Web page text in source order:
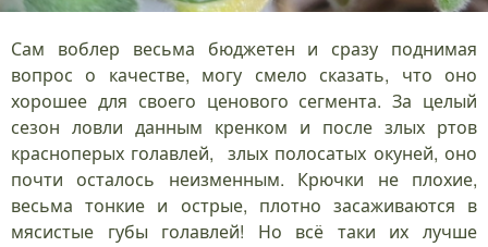
Сам воблер весьма бюджетен и сразу поднимая
вопрос о качестве, могу смело сказать, что оно
хорошее для своего ценового сегмента. За целый
сезон ловли данным кренком и после злых ртов
красноперых голавлей, злых полосатых окуней, оно
почти осталось неизменным. Крючки не плохие,
весьма тонкие и острые, плотно засаживаются в
мясистые губы голавлей! Но всё таки их лучше